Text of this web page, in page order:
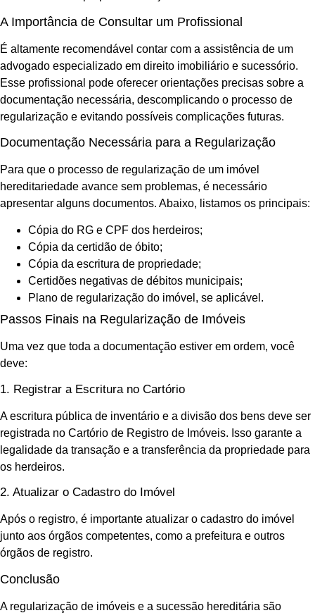
A Importância de Consultar um Profissional
É altamente recomendável contar com a assistência de um
advogado especializado em direito imobiliário e sucessório.
Esse profissional pode oferecer orientações precisas sobre a
documentação necessária, descomplicando o processo de
regularização e evitando possíveis complicações futuras.
Documentação Necessária para a Regularização
Para que o processo de regularização de um imóvel
hereditariedade avance sem problemas, é necessário
apresentar alguns documentos. Abaixo, listamos os principais:
Cópia do RG e CPF dos herdeiros;
Cópia da certidão de óbito;
Cópia da escritura de propriedade;
Certidões negativas de débitos municipais;
Plano de regularização do imóvel, se aplicável.
Passos Finais na Regularização de Imóveis
Uma vez que toda a documentação estiver em ordem, você
deve:
1. Registrar a Escritura no Cartório
A escritura pública de inventário e a divisão dos bens deve ser
registrada no Cartório de Registro de Imóveis. Isso garante a
legalidade da transação e a transferência da propriedade para
os herdeiros.
2. Atualizar o Cadastro do Imóvel
Após o registro, é importante atualizar o cadastro do imóvel
junto aos órgãos competentes, como a prefeitura e outros
órgãos de registro.
Conclusão
A regularização de imóveis e a sucessão hereditária são